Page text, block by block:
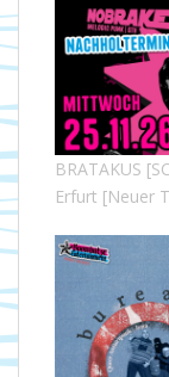
BRATAKUS
Erfurt [Neuer